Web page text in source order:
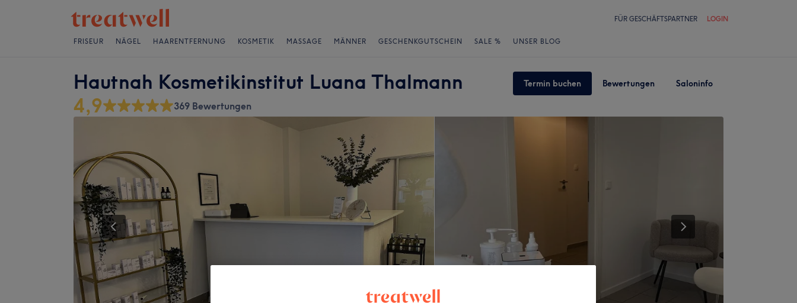
FÜR GESCHÄFTSPARTNER LOGIN
FRISEUR NÄGEL HAARENTFERNUNG KOSMETIK MASSAGE MÄNNER GESCHENKGUTSCHEIN SALE % UNSER BLOG
Hautnah Kosmetikinstitut Luana Thalmann Termin buchen Bewertungen Saloninfo
4,9 369 Bewertungen